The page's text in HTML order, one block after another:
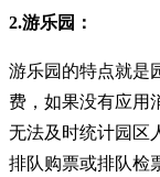
2.游乐园：
游乐园的特点就是
费，如果没有应用
无法及时统计园区
排队购票或排队检